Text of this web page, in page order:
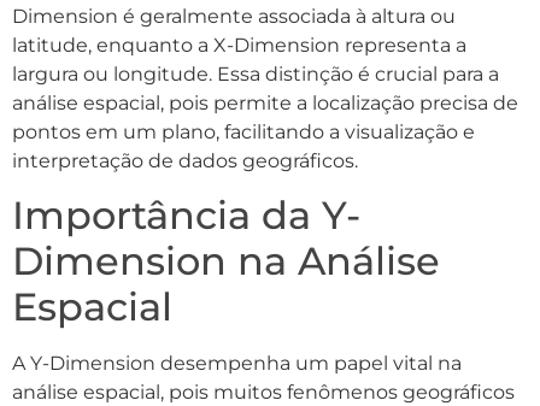
Dimension é geralmente associada à altura ou
latitude, enquanto a X-Dimension representa a
largura ou longitude. Essa distinção é crucial para a
análise espacial, pois permite a localização precisa de
pontos em um plano, facilitando a visualização e
interpretação de dados geográficos.
Importância da Y-
Dimension na Análise
Espacial
A Y-Dimension desempenha um papel vital na
análise espacial, pois muitos fenômenos geográficos